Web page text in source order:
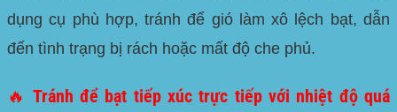
dụng cụ phù hợp, tránh để gió làm xô lệch bạt, dẫn
đến tình trạng bị rách hoặc mất độ che phủ.
🔥 Tránh để bạt tiếp xúc trực tiếp với nhiệt độ quá